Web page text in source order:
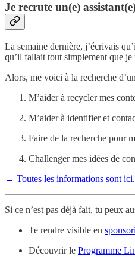
Je recrute un(e)
La semaine dernière, j’écrivais
qu’il fallait tout simplement que je
Alors, me voici à la recherche
M’aider à recycler mes
M’aider à identifier et
Faire de la recherche pour
Challenger mes idées de
→ Toutes les informations sont ici.
Si ce n’est pas déjà fait, tu peux
Te rendre visible en
Découvrir le Programme